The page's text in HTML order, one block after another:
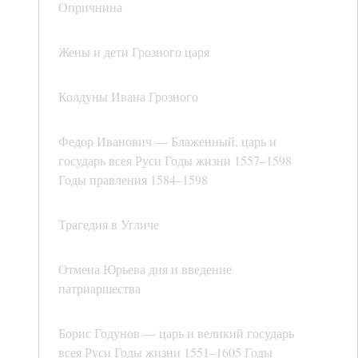
Опричнина
Жены и дети Грозного царя
Колдуны Ивана Грозного
Федор Иванович — Блаженный, царь и
государь всея Руси Годы жизни 1557–1598
Годы правления 1584–1598
Трагедия в Угличе
Отмена Юрьева дня и введение
патриаршества
Борис Годунов — царь и великий государь
всея Руси Годы жизни 1551–1605 Годы